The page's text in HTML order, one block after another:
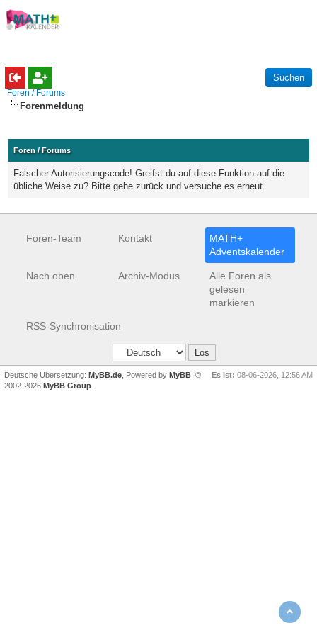
Foren / Forums
Forenmeldung
Foren / Forums
Falscher Autorisierungscode! Greifst du auf diese Funktion auf die
übliche Weise zu? Bitte gehe zurück und versuche es erneut.
Foren-Team Kontakt
MATH+
Adventskalender
Nach oben Archiv-Modus
Alle Foren als
gelesen
markieren
RSS-Synchronisation
Es ist: 08-06-2026, 12:56 AM
Deutsche Übersetzung: MyBB.de , Powered by MyBB , ©
2002-2026 MyBB Group